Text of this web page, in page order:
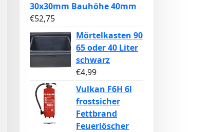
30x30mm Bauhöhe 40mm
€52,75
Mörtelkasten 90
65 oder 40 Liter
schwarz
€4,99
Vulkan F6H 6l
frostsicher
Fettbrand
Feuerlöscher